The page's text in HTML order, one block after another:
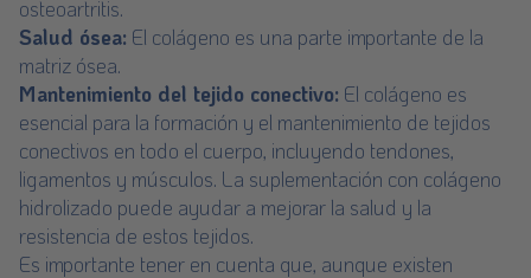
osteoartritis.
Salud ósea: El colágeno es una parte importante de la
matriz ósea.
Mantenimiento del tejido conectivo: El colágeno es
esencial para la formación y el mantenimiento de tejidos
conectivos en todo el cuerpo, incluyendo tendones,
ligamentos y músculos. La suplementación con colágeno
hidrolizado puede ayudar a mejorar la salud y la
resistencia de estos tejidos.
Es importante tener en cuenta que, aunque existen